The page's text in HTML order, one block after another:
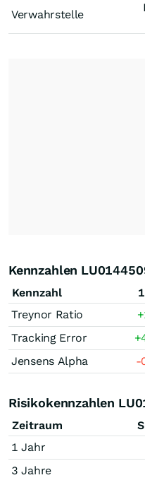
Verwahrstelle
Kennzahlen
Kennzahl
Treynor Ratio
Tracking Error
Jensens Alpha
-
Risikokennzahlen
Zeitraum
1 Jahr
3 Jahre